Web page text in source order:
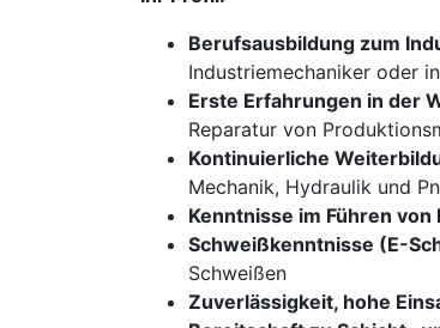
Berufsausbildung zum
Industriemechaniker oder
Erste Erfahrungen in der
Reparatur von
Kontinuierliche
Mechanik, Hydraulik und
Kenntnisse im Führen
Schweißkenntnisse (E-
Schweißen
Zuverlässigkeit, hohe